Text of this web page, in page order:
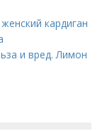
кардиган
и вред. Лимон